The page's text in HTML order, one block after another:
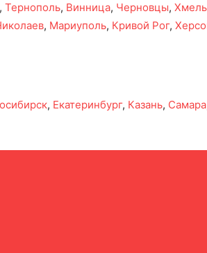
, Тернополь, Винница, Черновцы,
, Мариуполь, Кривой Рог,
, Екатеринбург, Казань, Самара